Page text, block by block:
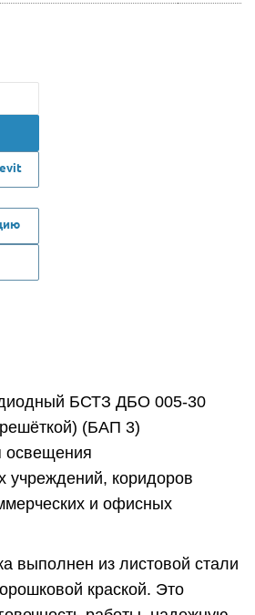
БСТЗ ДБО 005-30
(БАП 3)
освещения
учреждений, коридоров
и офисных
выполнен из листовой стали
краской. Это